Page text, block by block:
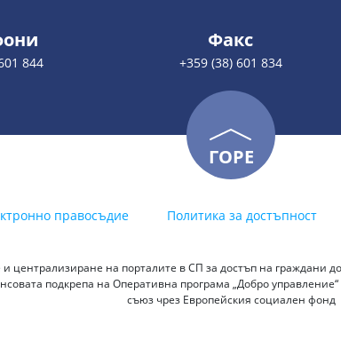
844
Факс
+359 (38) 601 834
ГОРЕ
правосъдие Политика за достъпност
и централизиране на порталите в СП за достъп на граждани
подкрепа на Оперативна програма „Добро
съюз чрез Европейския социален фонд